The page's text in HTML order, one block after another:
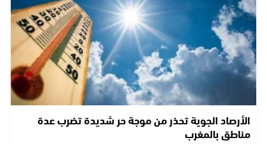
الأرصاد الجوية تحذر من موجة حر شديدة تضرب عدة
مناطق بالمغرب